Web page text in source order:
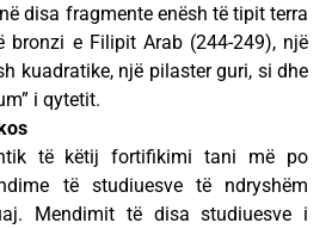
disa fragmente enësh të tipit terra
bronzi e Filipit Arab (244-249), një
kuadratike, një pilaster guri, si dhe
i qytetit.
të këtij fortifikimi tani më po
të studiuesve të ndryshëm
Mendimit të disa studiuesve i